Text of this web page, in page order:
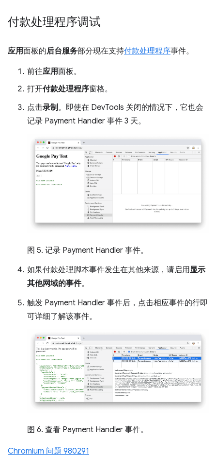
付款处理程序调试
应用面板的后台服务部分现在支持付款处理程序事件。
前往应用面板。
打开付款处理程序窗格。
点击录制。即使在 DevTools 关闭的情况下，它也会
记录 Payment Handler 事件 3 天。
图 5. 记录 Payment Handler 事件。
如果付款处理脚本事件发生在其他来源，请启用显示
其他网域的事件。
触发 Payment Handler 事件后，点击相应事件的行即
可详细了解该事件。
图 6. 查看 Payment Handler 事件。
Chromium 问题 980291